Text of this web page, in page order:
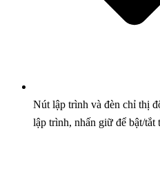
Nút lập trình và đèn chỉ thị
lập trình, nhấn giữ để bật/tắt